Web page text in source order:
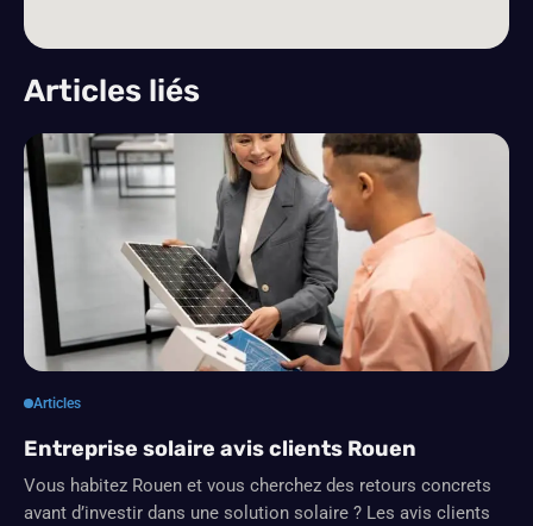
Articles liés
Articles
Entreprise solaire avis clients Rouen
Vous habitez Rouen et vous cherchez des retours concrets
avant d’investir dans une solution solaire ? Les avis clients